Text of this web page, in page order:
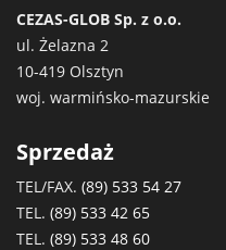
CEZAS-GLOB Sp. z o.o.
ul. Żelazna 2
10-419 Olsztyn
woj. warmińsko-mazurskie
Sprzedaż
TEL/FAX. (89) 533 54 27
TEL. (89) 533 42 65
TEL. (89) 533 48 60